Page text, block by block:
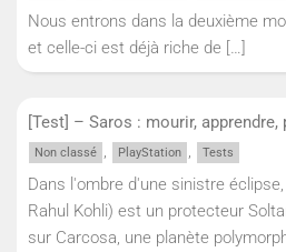
Nous entrons dans la deuxième
et celle-ci est déjà riche de […]
[Test] – Saros : mourir, apprendre,
Non classé , PlayStation , Tests
Dans l'ombre d'une sinistre
Rahul Kohli) est un protecteur
sur Carcosa, une planète